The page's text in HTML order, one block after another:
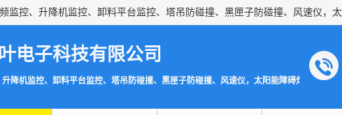
电子科技有限公司
降机监控、卸料平台监控、塔吊防碰撞、黑匣子防碰撞、风速仪，太阳能障碍灯安全提示灯